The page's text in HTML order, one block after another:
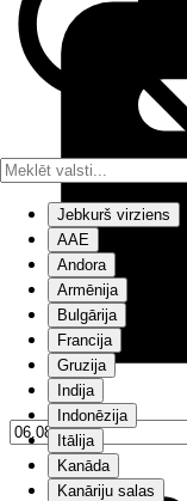
Jebkurš virziens
AAE
Andora
Armēnija
Bulgārija
Francija
Gruzija
Indija
Indonēzija
Itālija
Kanāda
Kanāriju salas